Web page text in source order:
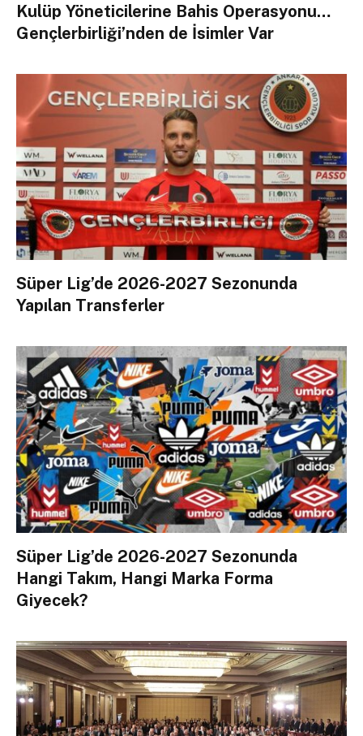
Kulüp Yöneticilerine Bahis Operasyonu…
Gençlerbirliği’nden de İsimler Var
Süper Lig’de 2026-2027 Sezonunda
Yapılan Transferler
Süper Lig’de 2026-2027 Sezonunda
Hangi Takım, Hangi Marka Forma
Giyecek?